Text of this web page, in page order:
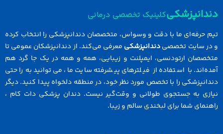
کلینیک تخصصی درمانی
حرفه‌ای ما با دقت و وسواس، متخصصان دندانپزشکی را انتخاب کرده
سایت تخصصیدندانپزشکیمعرفی می‌کند. از دندانپزشکان عمومی تا
ارتودنسی، ایمپلنت و زیبایی، همه و همه در یک جا گرد هم
با استفاده از فیلترهای پیشرفته سایت ما، می‌توانید به راحتی
را با تخصص مورد نظر خود، در منطقه دلخواه پیدا کنید. دیگر
به جستجوی طولانی و وقت‌گیر نیست. دندان پزشکی دات کام ،
شما برای لبخندی سالم و زیبا.